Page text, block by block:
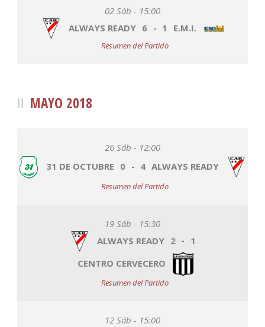
02 Sáb - 15:00
ALWAYS READY 6 - 1 E.M.I.
Resumen del Partido
MAYO 2018
26 Sáb - 12:00
31 DE OCTUBRE 0 - 4 ALWAYS READY
Resumen del Partido
19 Sáb - 15:30
ALWAYS READY 2 - 1
CENTRO CERVECERO
Resumen del Partido
12 Sáb - 15:00